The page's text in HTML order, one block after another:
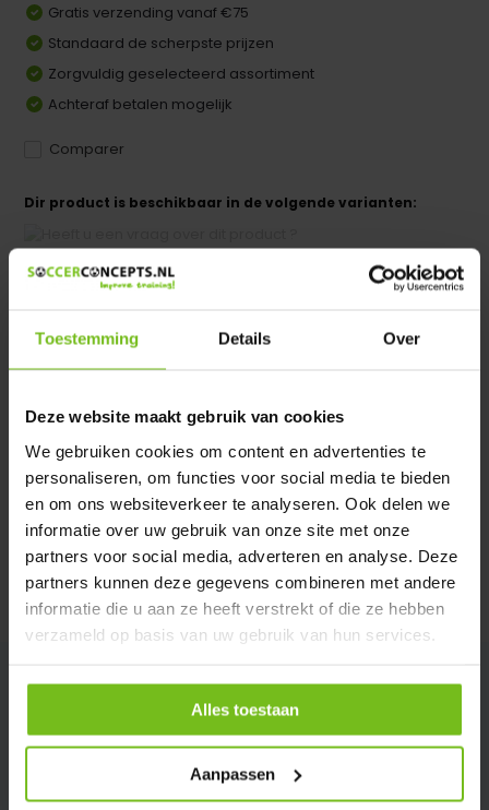
Toestemming Details Over
Deze website maakt gebruik van cookies
We gebruiken cookies om content en advertenties te
personaliseren, om functies voor social media te bieden
en om ons websiteverkeer te analyseren. Ook delen we
informatie over uw gebruik van onze site met onze
partners voor social media, adverteren en analyse. Deze
partners kunnen deze gegevens combineren met andere
informatie die u aan ze heeft verstrekt of die ze hebben
verzameld op basis van uw gebruik van hun services.
Alles toestaan
Aanpassen
Gratis verzending vanaf €75
Standaard de scherpste prijzen
Zorgvuldig geselecteerd assortiment
Achteraf betalen mogelijk
Comparer
Dir product is beschikbaar in de volgende varianten:
Heeft u een vraag over dit product ?
We helpen u graag met meer informatie
Spécifications
Évaluations
Partager